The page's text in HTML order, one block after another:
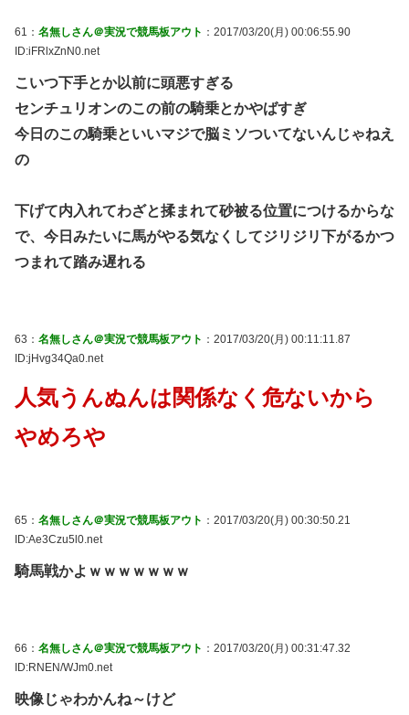
61： 名無しさん＠実況で競馬板アウト ：2017/03/20(月) 00:06:55.90
ID:iFRlxZnN0.net
こいつ下手とか以前に頭悪すぎる
センチュリオンのこの前の騎乗とかやばすぎ
今日のこの騎乗といいマジで脳ミソついてないんじゃねえ
の
下げて内入れてわざと揉まれて砂被る位置につけるからな
で、今日みたいに馬がやる気なくしてジリジリ下がるかつ
つまれて踏み遅れる
63： 名無しさん＠実況で競馬板アウト ：2017/03/20(月) 00:11:11.87
ID:jHvg34Qa0.net
人気うんぬんは関係なく危ないから
やめろや
65： 名無しさん＠実況で競馬板アウト ：2017/03/20(月) 00:30:50.21
ID:Ae3Czu5l0.net
騎馬戦かよｗｗｗｗｗｗｗ
66： 名無しさん＠実況で競馬板アウト ：2017/03/20(月) 00:31:47.32
ID:RNEN/WJm0.net
映像じゃわかんね～けど